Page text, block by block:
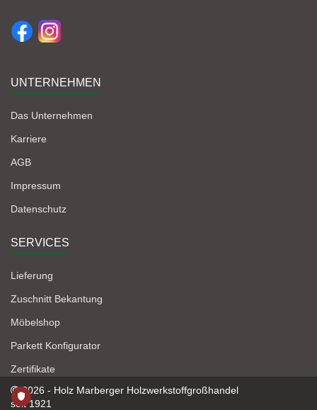
UNTERNEHMEN
Das Unternehmen
Karriere
AGB
Impressum
Datenschutz
SERVICES
Lieferung
Zuschnitt Bekantung
Möbelshop
Parkett Konfigurator
Zertifikate
2026 - Holz Marberger Holzwerkstoffgroßhandel
seit 1921